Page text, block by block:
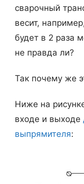
сварочный
весит,
будет в 2 раза
не правда ли?
Так почему же
Ниже на
входе и выходе
выпрямителя: